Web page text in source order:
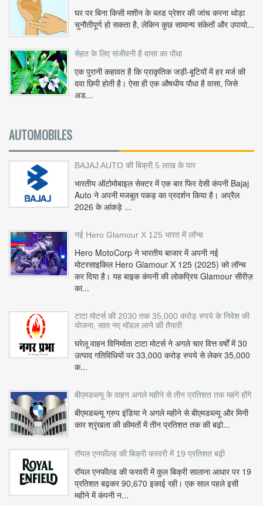
घर पर बिना किसी मशीन के ब्लड प्रेशर की जांच करना थोड़ा
चुनौतीपूर्ण हो सकता है, लेकिन कुछ सामान्य संकेतों और उपायो...
सेहत के लिए संजीवनी है वासा का पौधा
एक पुरानी कहावत है कि प्राकृतिक जड़ी-बूटियों में हर मर्ज की
दवा छिपी होती है। ऐसा ही एक औषधीय पौधा है वासा, जिसे
अड...
AUTOMOBILES
BAJAJ AUTO की बिक्री 5 लाख के पार
भारतीय ऑटोमोबाइल सेक्टर में एक बार फिर देसी कंपनी Bajaj
Auto ने अपनी मजबूत पकड़ का प्रदर्शन किया है। अप्रैल
2026 के आंकड़े ...
नई Hero Glamour X 125 भारत में लॉन्च
Hero MotoCorp ने भारतीय बाजार में अपनी नई
मोटरसाइकिल Hero Glamour X 125 (2025) को लॉन्च
कर दिया है। यह बाइक कंपनी की लोकप्रिय Glamour सीरीज़
का...
टाटा मोटर्स की 2030 तक 35,000 करोड़ रुपये के निवेश की
योजना, सात नए मॉडल लाने की तैयारी
घरेलू वाहन विनिर्माता टाटा मोटर्स ने अगले चार वित्त वर्षों में 30
उत्पाद गतिविधियों पर 33,000 करोड़ रुपये से लेकर 35,000
क...
बीएमडब्ल्यू के वाहन अगले महीने से तीन प्रतिशत तक महंगे होंगे
बीएमडब्ल्यू ग्रुप इंडिया ने अगले महीने से बीएमडब्ल्यू और मिनी
कार श्रृंखला की कीमतों में तीन प्रतिशत तक की बढ़ो...
रॉयल एनफील्ड की बिक्री फरवरी में 19 प्रतिशत बढ़ी
रॉयल एनफील्ड की फरवरी में कुल बिक्री सालाना आधार पर 19
प्रतिशत बढ़कर 90,670 इकाई रही। एक साल पहले इसी
महीने में कंपनी न...